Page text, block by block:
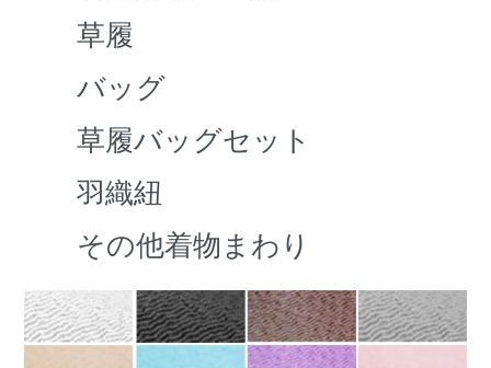
草履
バッグ
草履バッグセット
羽織紐
その他着物まわり